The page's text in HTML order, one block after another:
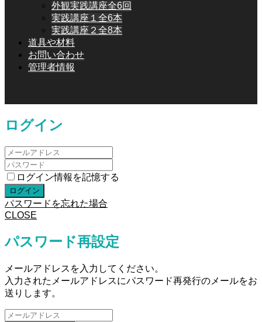
外観実践講座全6回
実践講座１全6本
実践講座２全8本
道具や材料
お問い合わせ
管理者情報
ログイン
ログイン情報を記憶する
パスワードを忘れた場合
CLOSE
パスワード再設定
メールアドレスを入力してください。
入力されたメールアドレスにパスワード再発行のメールをお
送りします。